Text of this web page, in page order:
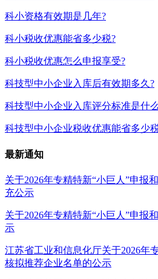
科小资格有效期是几年?
科小税收优惠能省多少税?
科小税收优惠怎么申报享受?
科技型中小企业入库后有效期多久?
科技型中小企业入库评分标准是什
科技型中小企业税收优惠能省多少
最新通知
关于2026年专精特新“小巨人”申报
充公示
关于2026年专精特新“小巨人”申报
示
江苏省工业和信息化厅关于2026年
核拟推荐企业名单的公示